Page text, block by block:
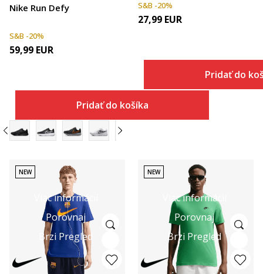
Nike Run Defy
S&B -20%
59,99 EUR
Pridať do košíka
S&B -20%
27,99 EUR
Pridať do
Viac informácií
Porovnaj
Brzi Pregled
NEW
Viac informácií
Porovnaj
Brzi Pregled
NEW